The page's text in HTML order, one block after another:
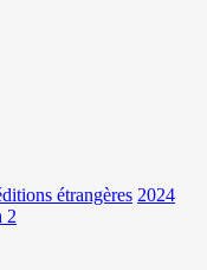
étrangères 2024
2